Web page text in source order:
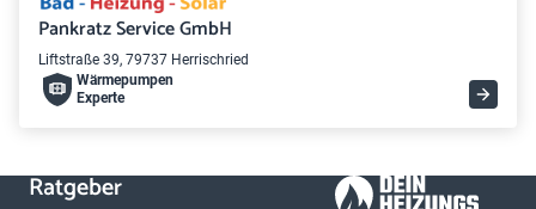
Pankratz Service GmbH
Liftstraße 39, 79737 Herrischried
Wärme­pumpen
Experte
Ratgeber